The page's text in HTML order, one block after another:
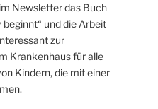
Newsletter das Buch
und die Arbeit
zur
Krankenhaus für alle
Kindern, die mit einer